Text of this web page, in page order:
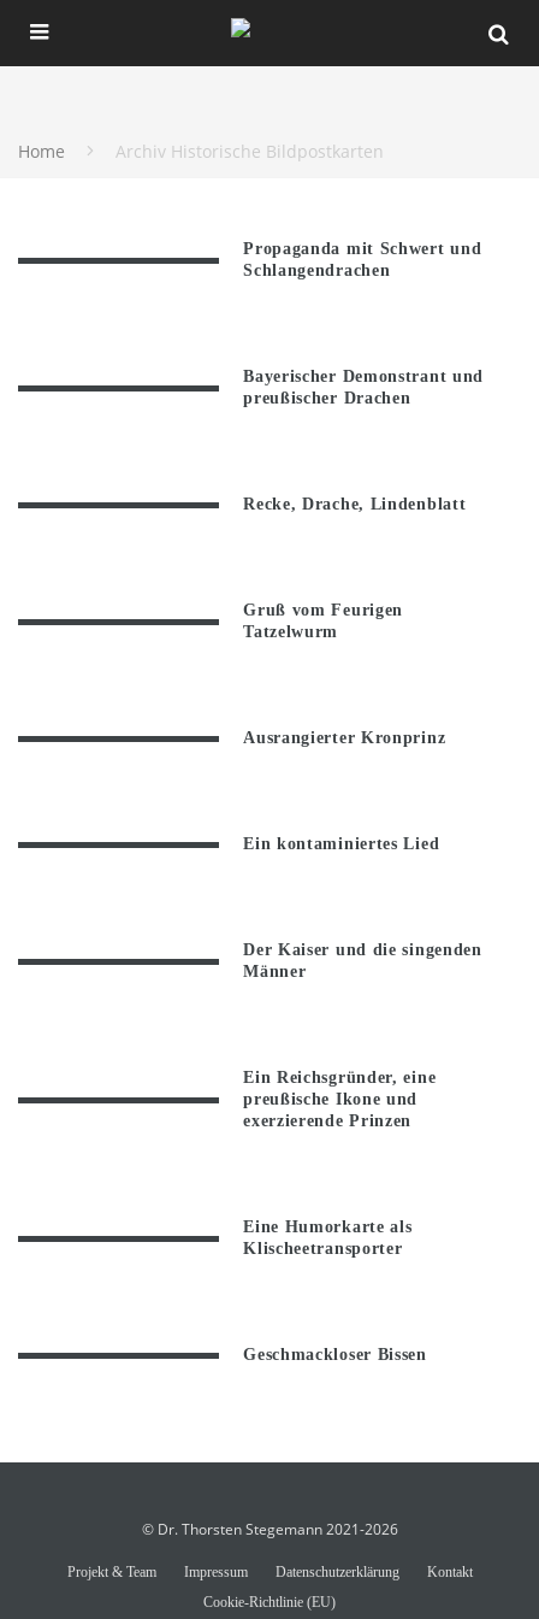
Home Archiv Historische Bildpostkarten
Propaganda mit Schwert und
Schlangendrachen
Bayerischer Demonstrant und
preußischer Drachen
Recke, Drache, Lindenblatt
Gruß vom Feurigen
Tatzelwurm
Ausrangierter Kronprinz
Ein kontaminiertes Lied
Der Kaiser und die singenden
Männer
Ein Reichsgründer, eine
preußische Ikone und
exerzierende Prinzen
Eine Humorkarte als
Klischeetransporter
Geschmackloser Bissen
© Dr. Thorsten Stegemann 2021-2026
Projekt & Team Impressum Datenschutzerklärung
Kontakt
Cookie-Richtlinie (EU)